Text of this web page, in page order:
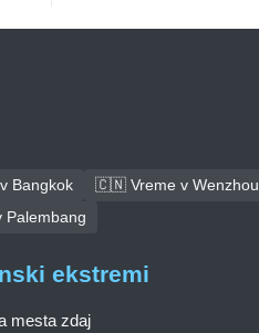
Bangkok
🇨🇳 Vreme v Wenzhou
ekstremi
mesta zdaj